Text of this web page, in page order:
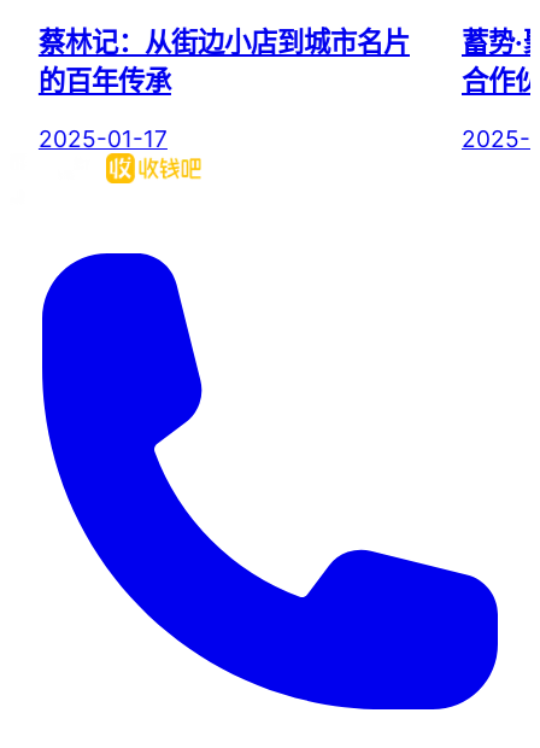
蔡林记：从街边小店到城市名片
的百年传承
2025-01-17
蓄势·
合作
2025-